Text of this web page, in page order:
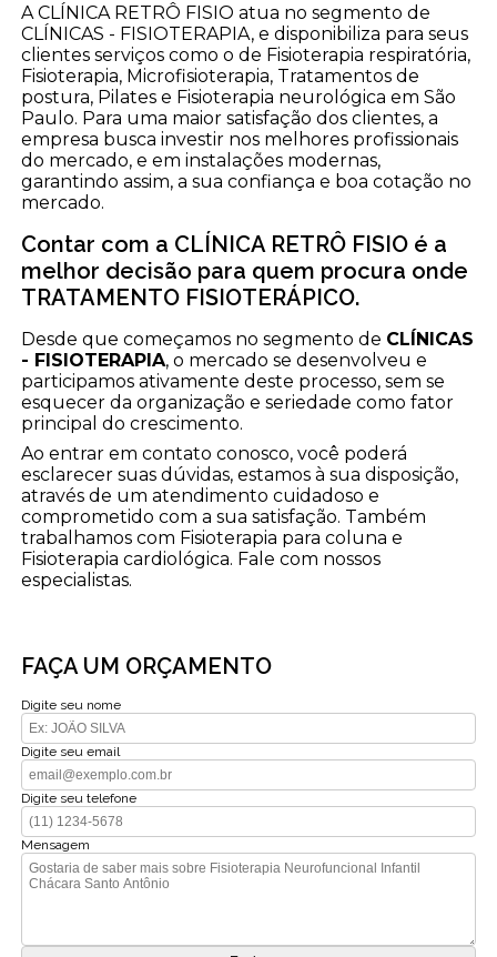
A CLÍNICA RETRÔ FISIO atua no segmento de
CLÍNICAS - FISIOTERAPIA, e disponibiliza para seus
clientes serviços como o de Fisioterapia respiratória,
Fisioterapia, Microfisioterapia, Tratamentos de
postura, Pilates e Fisioterapia neurológica em São
Paulo. Para uma maior satisfação dos clientes, a
empresa busca investir nos melhores profissionais
do mercado, e em instalações modernas,
garantindo assim, a sua confiança e boa cotação no
mercado.
Contar com a CLÍNICA RETRÔ FISIO é a
melhor decisão para quem procura onde
TRATAMENTO FISIOTERÁPICO.
Desde que começamos no segmento de CLÍNICAS
- FISIOTERAPIA, o mercado se desenvolveu e
participamos ativamente deste processo, sem se
esquecer da organização e seriedade como fator
principal do crescimento.
Ao entrar em contato conosco, você poderá
esclarecer suas dúvidas, estamos à sua disposição,
através de um atendimento cuidadoso e
comprometido com a sua satisfação. Também
trabalhamos com Fisioterapia para coluna e
Fisioterapia cardiológica. Fale com nossos
especialistas.
FAÇA UM ORÇAMENTO
Digite seu nome
Digite seu email
Digite seu telefone
Mensagem